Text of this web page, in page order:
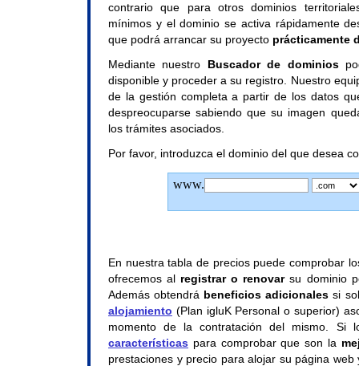
contrario que para otros dominios
mínimos y el dominio se activa rápidamente
que podrá arrancar su proyecto prácticamente
Mediante nuestro Buscador de dominios
disponible y proceder a su registro. Nuestro
de la gestión completa a partir de los datos
despreocuparse sabiendo que su imagen
los trámites asociados.
Por favor, introduzca el dominio del que desea
www.
En nuestra tabla de precios puede comprobar
ofrecemos al registrar o renovarsu dominio
Además obtendrá beneficios adicionales si
alojamiento (Plan igluK Personal o superior)
momento de la contratación del mismo. Si
características para comprobar que son la
prestaciones y precio para alojar su página